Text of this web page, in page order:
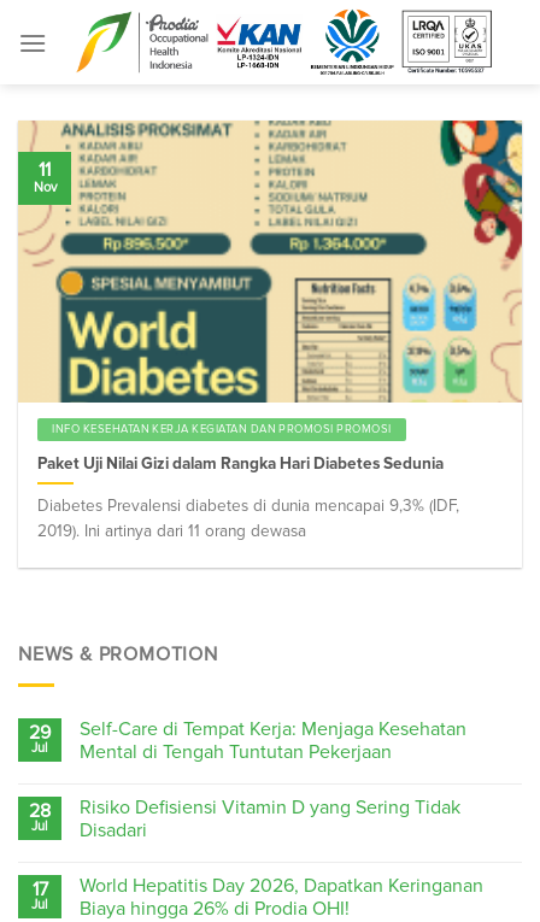
INFO KESEHATAN KERJA KEGIATAN DAN PROMOSI PROMOSI
Paket Uji Nilai Gizi dalam Rangka Hari Diabetes Sedunia
Diabetes Prevalensi diabetes di dunia mencapai 9,3% (IDF,
2019). Ini artinya dari 11 orang dewasa
11
Nov
NEWS & PROMOTION
29
Jul
Self-Care di Tempat Kerja: Menjaga Kesehatan
Mental di Tengah Tuntutan Pekerjaan
28
Jul
Risiko Defisiensi Vitamin D yang Sering Tidak
Disadari
17
Jul
World Hepatitis Day 2026, Dapatkan Keringanan
Biaya hingga 26% di Prodia OHI!